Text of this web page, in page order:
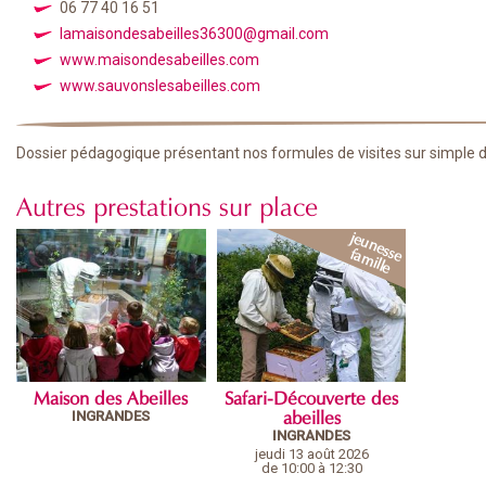
06 77 40 16 51
lamaisondesabeilles36300@gmail.com
www.maisondesabeilles.com
www.sauvonslesabeilles.com
Dossier pédagogique présentant nos formules de visites sur simple
Autres prestations sur place
Maison des Abeilles
INGRANDES
Safari-Découverte des
abeilles
INGRANDES
jeudi 13 août 2026
de 10:00 à 12:30